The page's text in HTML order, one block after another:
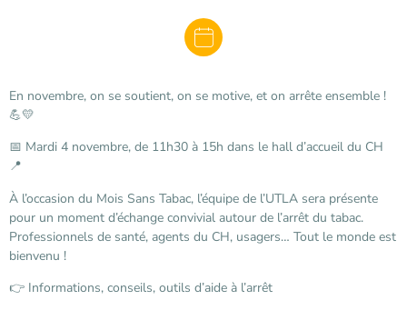
En novembre, on se soutient, on se motive, et on arrête ensemble !
💪💛
📅 Mardi 4 novembre, de 11h30 à 15h dans le hall d’accueil du CH
📍
À l’occasion du Mois Sans Tabac, l’équipe de l’UTLA sera présente
pour un moment d’échange convivial autour de l’arrêt du tabac.
Professionnels de santé, agents du CH, usagers… Tout le monde est
bienvenu !
👉 Informations, conseils, outils d’aide à l’arrêt